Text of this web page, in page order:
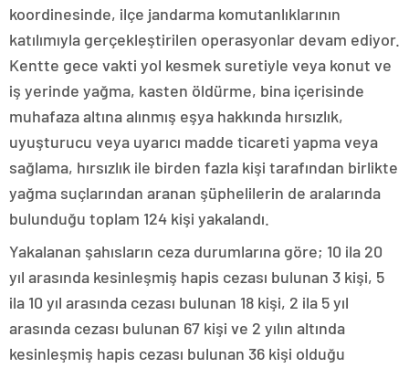
koordinesinde, ilçe jandarma komutanlıklarının
katılımıyla gerçekleştirilen operasyonlar devam ediyor.
Kentte gece vakti yol kesmek suretiyle veya konut ve
iş yerinde yağma, kasten öldürme, bina içerisinde
muhafaza altına alınmış eşya hakkında hırsızlık,
uyuşturucu veya uyarıcı madde ticareti yapma veya
sağlama, hırsızlık ile birden fazla kişi tarafından birlikte
yağma suçlarından aranan şüphelilerin de aralarında
bulunduğu toplam 124 kişi yakalandı.
Yakalanan şahısların ceza durumlarına göre; 10 ila 20
yıl arasında kesinleşmiş hapis cezası bulunan 3 kişi, 5
ila 10 yıl arasında cezası bulunan 18 kişi, 2 ila 5 yıl
arasında cezası bulunan 67 kişi ve 2 yılın altında
kesinleşmiş hapis cezası bulunan 36 kişi olduğu